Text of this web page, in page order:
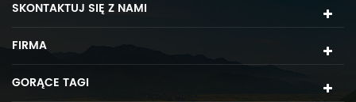
SKONTAKTUJ SIĘ Z NAMI
FIRMA
GORĄCE TAGI